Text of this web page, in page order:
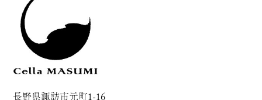
長野県諏訪市元町1-16